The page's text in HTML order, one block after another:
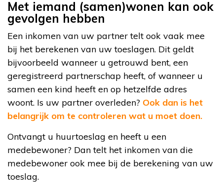
Met iemand (samen)wonen kan ook
gevolgen hebben
Een inkomen van uw partner telt ook vaak mee
bij het berekenen van uw toeslagen. Dit geldt
bijvoorbeeld wanneer u getrouwd bent, een
geregistreerd partnerschap heeft, of wanneer u
samen een kind heeft en op hetzelfde adres
woont. Is uw partner overleden? Ook dan is het
belangrijk om te controleren wat u moet doen.
Ontvangt u huurtoeslag en heeft u een
medebewoner? Dan telt het inkomen van die
medebewoner ook mee bij de berekening van uw
toeslag.